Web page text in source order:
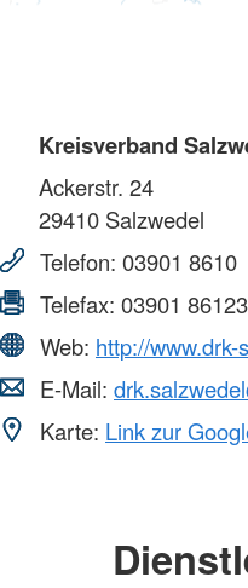
Kreisverband
Ackerstr. 24
29410 Salzwedel
Telefon: 03901 8610
Telefax: 03901 86123
Web: http://
E-Mail:
Karte: Link zur